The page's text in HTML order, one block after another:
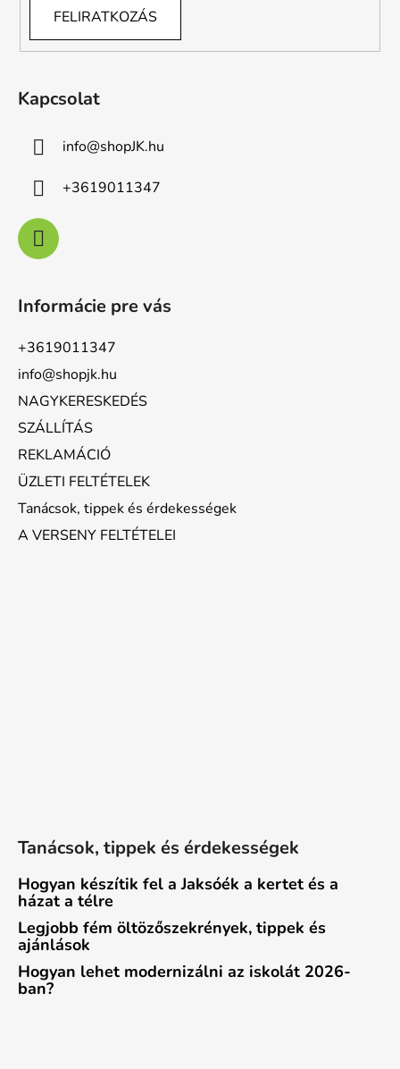
FELIRATKOZÁS
Kapcsolat
info@shopJK.hu
+3619011347
Informácie pre vás
+3619011347
info@shopjk.hu
NAGYKERESKEDÉS
SZÁLLÍTÁS
REKLAMÁCIÓ
ÜZLETI FELTÉTELEK
Tanácsok, tippek és érdekességek
A VERSENY FELTÉTELEI
Tanácsok, tippek és érdekességek
Hogyan készítik fel a Jaksóék a kertet és a
házat a télre
Legjobb fém öltözőszekrények, tippek és
ajánlások
Hogyan lehet modernizálni az iskolát 2026-
ban?